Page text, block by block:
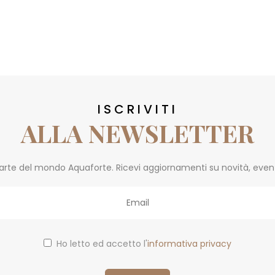
ISCRIVITI
ALLA NEWSLETTER
del mondo Aquaforte. Ricevi aggiornamenti su novità,
Ho letto ed accetto l'informativa privacy